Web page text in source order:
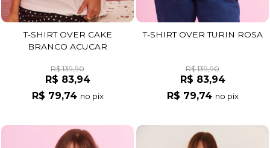
T-SHIRT OVER CAKE
BRANCO ACUCAR
R$ 139,90
R$ 83,94
R$ 79,74 no pix
T-SHIRT OVER TURIN ROSA
R$ 139,90
R$ 83,94
R$ 79,74 no pix